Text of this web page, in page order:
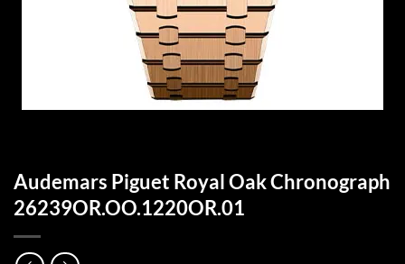
Audemars Piguet Royal Oak Chronograph
26239OR.OO.1220OR.01